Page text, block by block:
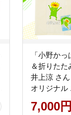
「小野か
＆折りた
井上涼 さ
オリジナル
テッカー
野市PRア
7,000円